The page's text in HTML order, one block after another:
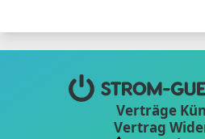
Verträge
Vertrag